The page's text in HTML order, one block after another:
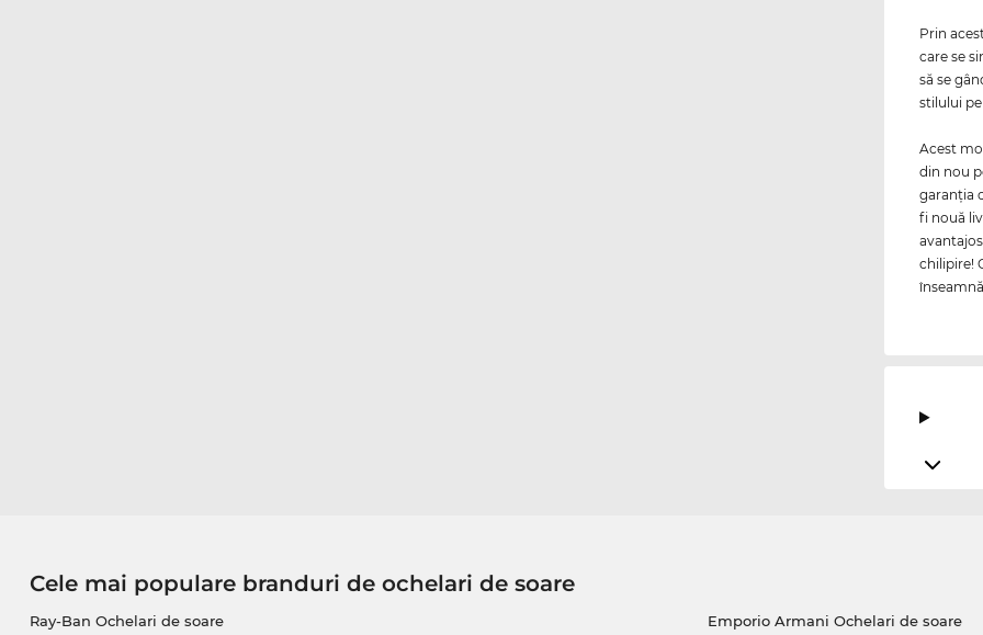
Prin
care se
să se
stilului
Acest
din nou
garanţia
fi nouă
chilipire!
Cele mai populare branduri de ochelari de soare
Ray-Ban Ochelari de soare
Emporio Armani Ochelari de soare